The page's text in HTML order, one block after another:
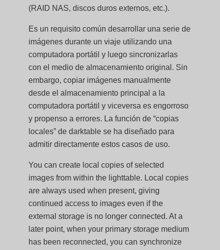
(RAID NAS, discos duros externos, etc.).
Es un requisito común desarrollar una serie de
imágenes durante un viaje utilizando una
computadora portátil y luego sincronizarlas
con el medio de almacenamiento original. Sin
embargo, copiar imágenes manualmente
desde el almacenamiento principal a la
computadora portátil y viceversa es engorroso
y propenso a errores. La función de “copias
locales” de darktable se ha diseñado para
admitir directamente estos casos de uso.
You can create local copies of selected
images from within the lighttable. Local copies
are always used when present, giving
continued access to images even if the
external storage is no longer connected. At a
later point, when your primary storage medium
has been reconnected, you can synchronize